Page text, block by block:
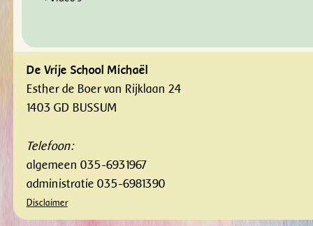
De Vrije School Michaël
Esther de Boer van Rijklaan 24
1403 GD BUSSUM
Telefoon:
algemeen 035-6931967
administratie 035-6981390
Disclaimer